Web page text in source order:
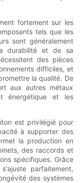
fortement sur les
tels que les
sont généralement
durabilité et de sa
des pièces
difficiles, et
la qualité. De
aux autres métaux
énergétique et les
est privilégié pour
à supporter des
la production en
des raccords et
spécifiques. Grâce
parfaitement,
des systèmes